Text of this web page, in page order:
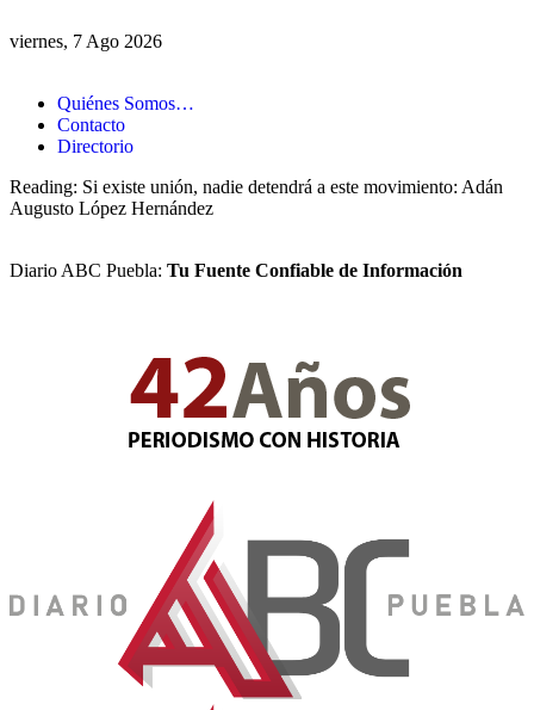
viernes, 7 Ago 2026
Quiénes Somos…
Contacto
Directorio
Reading: Si existe unión, nadie detendrá a este movimiento: Adán
Augusto López Hernández
Diario ABC Puebla: Tu Fuente Confiable de Información